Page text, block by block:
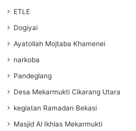
ETLE
Dogiyai
Ayatollah Mojtaba Khamenei
narkoba
Pandeglang
Desa Mekarmukti Cikarang Utara
kegiatan Ramadan Bekasi
Masjid Al Ikhlas Mekarmukti